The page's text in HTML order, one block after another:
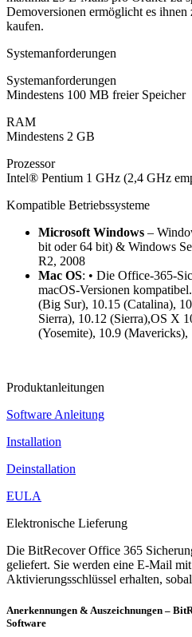
Demoversionen ermöglicht es
kaufen.
Systemanforderungen
Systemanforderungen
Mindestens 100 MB freier Speicher
RAM
Mindestens 2 GB
Prozessor
Intel® Pentium 1 GHz (2,4 GHz
Kompatible Betriebssysteme
Microsoft Windows –
bit oder 64 bit) & Windows
R2, 2008
Mac OS: • Die Office-365-
macOS-Versionen
(Big Sur), 10.15 (Catalina),
Sierra), 10.12 (Sierra),OS X
(Yosemite), 10.9
Produktanleitungen
Software Anleitung
Installation
Deinstallation
EULA
Elektronische Lieferung
Die BitRecover Office 365
geliefert. Sie werden eine E-Mail
Aktivierungsschlüssel erhalten,
Anerkennungen & Auszeichnungen –
Software